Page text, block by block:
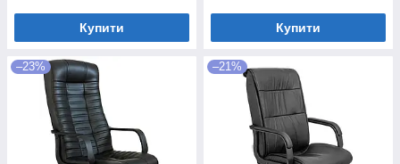
Купити Купити
–23% –21%